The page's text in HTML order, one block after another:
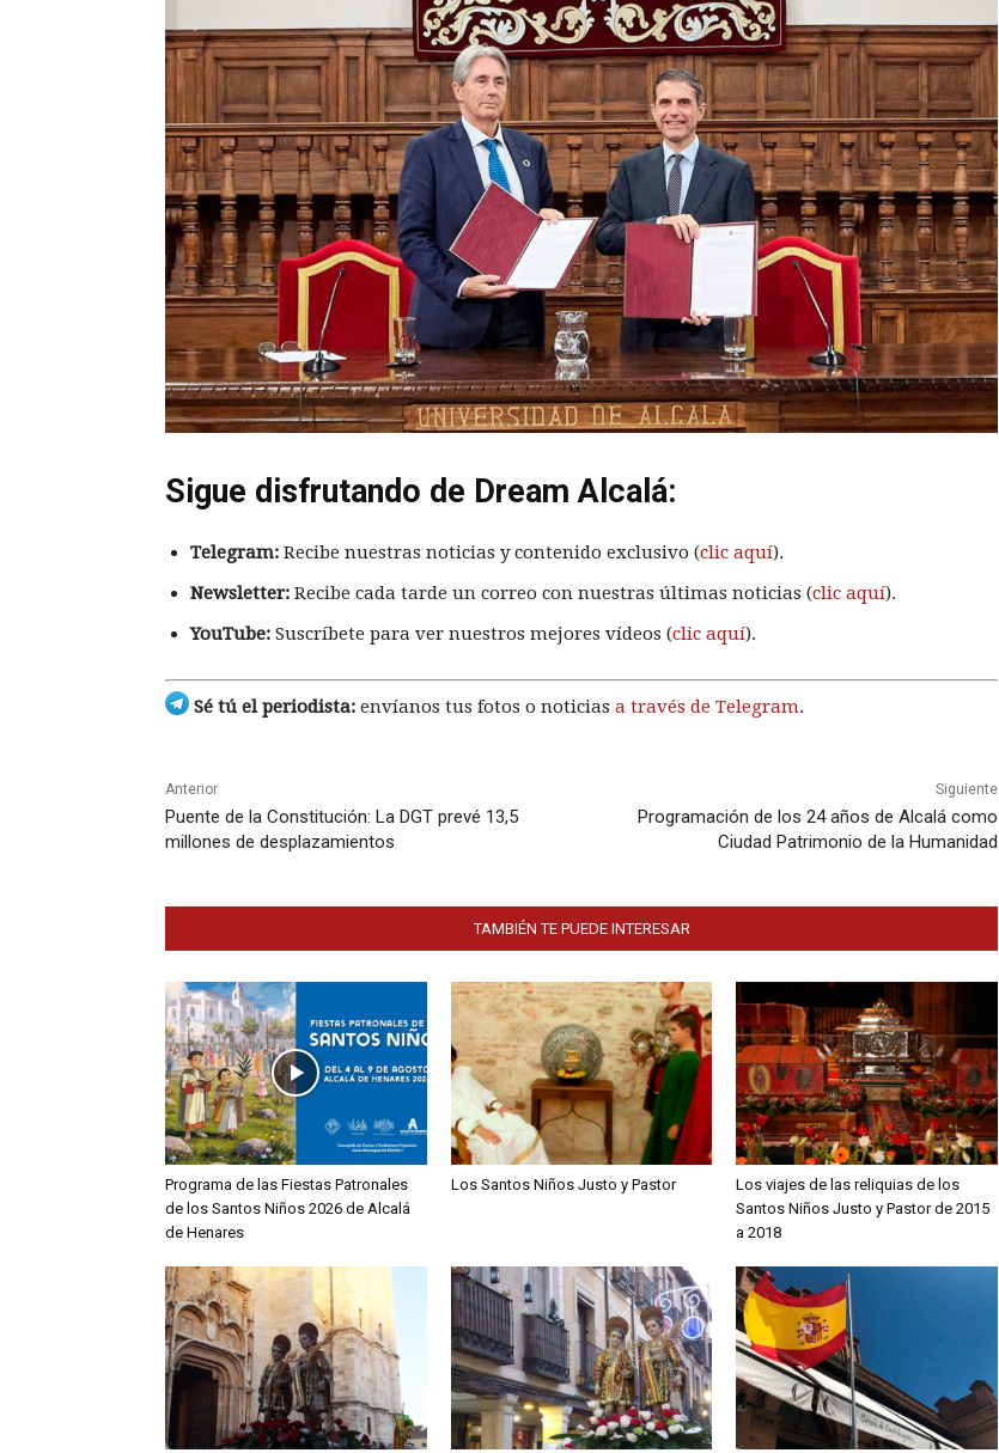
Sigue disfrutando de Dream Alcalá:
Telegram: Recibe nuestras noticias y contenido exclusivo (clic aquí).
Newsletter: Recibe cada tarde un correo con nuestras últimas noticias (clic aquí).
YouTube: Suscríbete para ver nuestros mejores vídeos (clic aquí).
Sé tú el periodista: envíanos tus fotos o noticias a través de Telegram.
Anterior
Puente de la Constitución: La DGT prevé 13,5
millones de desplazamientos
Siguiente
Programación de los 24 años de Alcalá como
Ciudad Patrimonio de la Humanidad
TAMBIÉN TE PUEDE INTERESAR
Programa de las Fiestas Patronales
de los Santos Niños 2026 de Alcalá
de Henares
Los Santos Niños Justo y Pastor
Los viajes de las reliquias de los
Santos Niños Justo y Pastor de 2015
a 2018